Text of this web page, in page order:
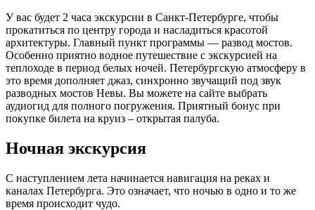
У вас будет 2 часа экскурсии в Санкт-Петербурге, чтобы
прокатиться по центру города и насладиться красотой
архитектуры. Главный пункт программы — развод мостов.
Особенно приятно водное путешествие с экскурсией на
теплоходе в период белых ночей. Петербургскую атмосферу в
это время дополняет джаз, синхронно звучащий под звук
разводных мостов Невы. Вы можете на сайте выбрать
аудиогид для полного погружения. Приятный бонус при
покупке билета на круиз – открытая палуба.
Ночная экскурсия
С наступлением лета начинается навигация на реках и
каналах Петербурга. Это означает, что ночью в одно и то же
время происходит чудо.